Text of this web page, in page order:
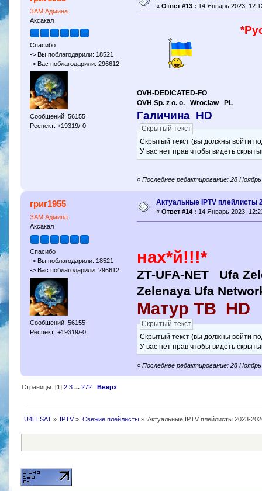
ЗАМ Админа
Аксакал
Спасибо
-> Вы поблагодарили: 18521
-> Вас поблагодарили: 296612
Сообщений: 56155
Респект: +19319/-0
« Ответ #13 : 14 Январь 2023,
OVH-DEDICATED-FO
OVH Sp. z o. o. Wroclaw PL
Галичина HD
Скрытый текст
Скрытый текст (вы должны войти
У вас нет прав чтобы видеть
«Последнее редактирование: 28
григ1955
ЗАМ Админа
Аксакал
Спасибо
-> Вы поблагодарили: 18521
-> Вас поблагодарили: 296612
Сообщений: 56155
Респект: +19319/-0
Актуальные IPTV плейлисты
« Ответ #14 : 14 Январь 2023,
нах*й!!!*
ZT-UFA-NET Ufa
Zelenaya Ufa
Матур ТВ HD
Скрытый текст
Скрытый текст (вы должны войти
У вас нет прав чтобы видеть
«Последнее редактирование: 28
Страницы: [1] 2 3 ... 272 Вверх
U4ELSAT» IPTV» Свежие плейлисты» Актуальные IPTV плейлисты 2023-